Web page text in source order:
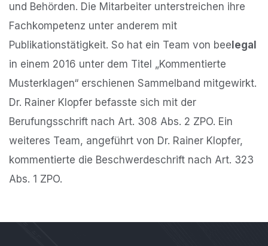
und Behörden. Die Mitarbeiter unterstreichen ihre
Fachkompetenz unter anderem mit
Publikationstätigkeit. So hat ein Team von bee legal
in einem 2016 unter dem Titel „Kommentierte
Musterklagen“ erschienen Sammelband mitgewirkt.
Dr. Rainer Klopfer befasste sich mit der
Berufungsschrift nach Art. 308 Abs. 2 ZPO. Ein
weiteres Team, angeführt von Dr. Rainer Klopfer,
kommentierte die Beschwerdeschrift nach Art. 323
Abs. 1 ZPO.